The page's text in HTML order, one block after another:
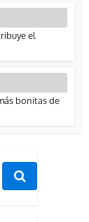
el
bonitas de